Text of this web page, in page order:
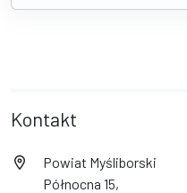
Kontakt
Powiat Myśliborski
Północna 15,